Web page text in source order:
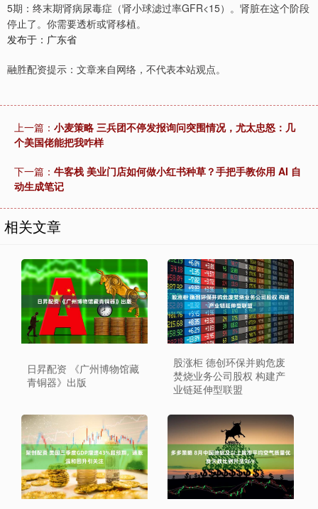
5期：终末期肾病尿毒症（肾小球滤过率GFR<15）。肾脏在这个阶段
停止了。你需要透析或肾移植。
发布于：广东省
融胜配资提示：文章来自网络，不代表本站观点。
上一篇： 小麦策略 三兵团不停发报询问突围情况，尤太忠怒：几
个美国佬能把我咋样
下一篇： 牛客栈 美业门店如何做小红书种草？手把手教你用 AI 自
动生成笔记
相关文章
日昇配资 《广州博物馆藏
青铜器》出版
股涨柜 德创环保并购危废
焚烧业务公司股权 构建产
业链延伸型联盟